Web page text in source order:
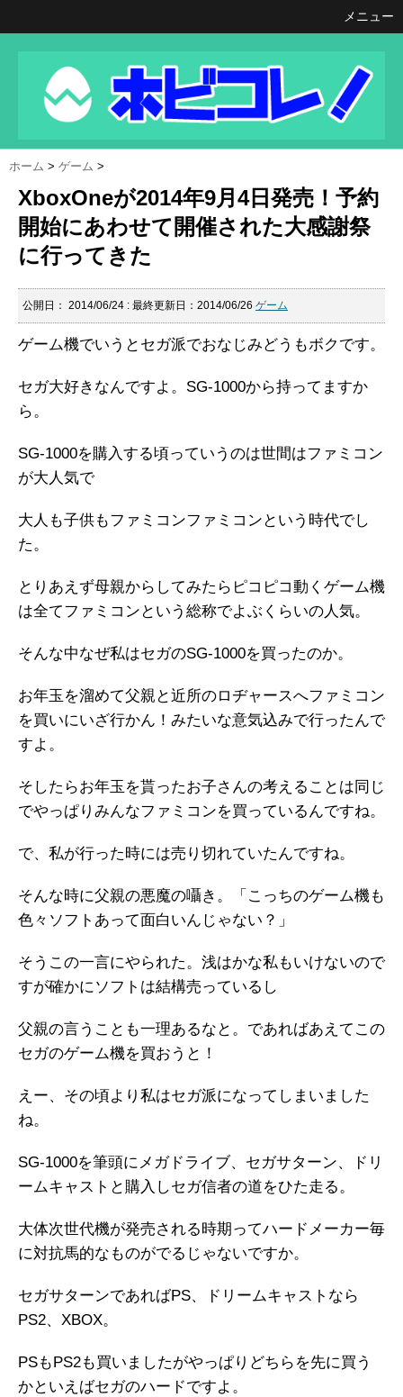
メニュー
ホーム > ゲーム >
XboxOneが2014年9月4日発売！予約
開始にあわせて開催された大感謝祭
に行ってきた
公開日： 2014/06/24 : 最終更新日：2014/06/26 ゲーム
ゲーム機でいうとセガ派でおなじみどうもボクです。
セガ大好きなんですよ。SG-1000から持ってますか
ら。
SG-1000を購入する頃っていうのは世間はファミコン
が大人気で
大人も子供もファミコンファミコンという時代でし
た。
とりあえず母親からしてみたらピコピコ動くゲーム機
は全てファミコンという総称でよぶくらいの人気。
そんな中なぜ私はセガのSG-1000を買ったのか。
お年玉を溜めて父親と近所のロヂャースへファミコン
を買いにいざ行かん！みたいな意気込みで行ったんで
すよ。
そしたらお年玉を貰ったお子さんの考えることは同じ
でやっぱりみんなファミコンを買っているんですね。
で、私が行った時には売り切れていたんですね。
そんな時に父親の悪魔の囁き。「こっちのゲーム機も
色々ソフトあって面白いんじゃない？」
そうこの一言にやられた。浅はかな私もいけないので
すが確かにソフトは結構売っているし
父親の言うことも一理あるなと。であればあえてこの
セガのゲーム機を買おうと！
えー、その頃より私はセガ派になってしまいました
ね。
SG-1000を筆頭にメガドライブ、セガサターン、ドリ
ームキャストと購入しセガ信者の道をひた走る。
大体次世代機が発売される時期ってハードメーカー毎
に対抗馬的なものがでるじゃないですか。
セガサターンであればPS、ドリームキャストなら
PS2、XBOX。
PSもPS2も買いましたがやっぱりどちらを先に買う
かといえばセガのハードですよ。